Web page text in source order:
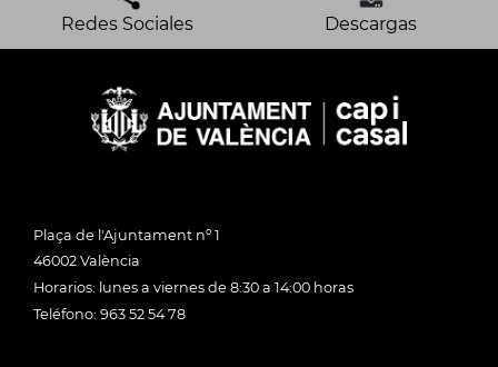
Redes Sociales Descargas
Plaça de l'Ajuntament nº 1
46002 València
Horarios: lunes a viernes de 8:30 a 14:00 horas
Teléfono: 963 52 54 78